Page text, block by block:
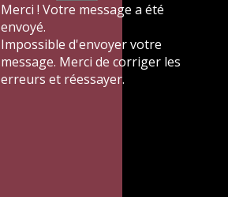
Merci ! Votre message a été
envoyé.
Impossible d'envoyer votre
message. Merci de corriger les
erreurs et réessayer.